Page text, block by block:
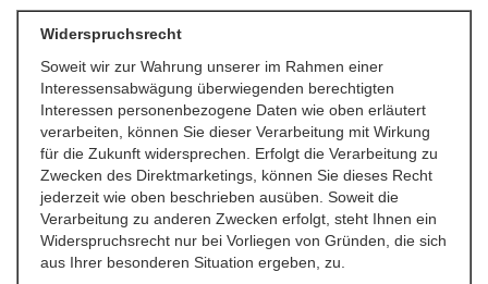
Widerspruchsrecht
Soweit wir zur Wahrung unserer im Rahmen einer
Interessensabwägung überwiegenden berechtigten
Interessen personenbezogene Daten wie oben erläutert
verarbeiten, können Sie dieser Verarbeitung mit Wirkung
für die Zukunft widersprechen. Erfolgt die Verarbeitung zu
Zwecken des Direktmarketings, können Sie dieses Recht
jederzeit wie oben beschrieben ausüben. Soweit die
Verarbeitung zu anderen Zwecken erfolgt, steht Ihnen ein
Widerspruchsrecht nur bei Vorliegen von Gründen, die sich
aus Ihrer besonderen Situation ergeben, zu.